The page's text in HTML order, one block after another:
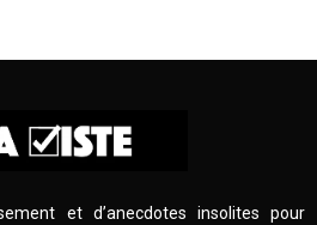
et d’anecdotes insolites pour